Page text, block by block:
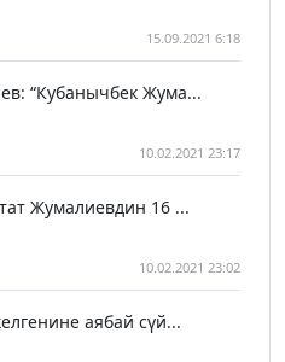
15.09.2021 6:18
“Кубанычбек Жума...
10.02.2021 23:17
Жумалиевдин 16 ...
10.02.2021 23:02
аябай сүй...